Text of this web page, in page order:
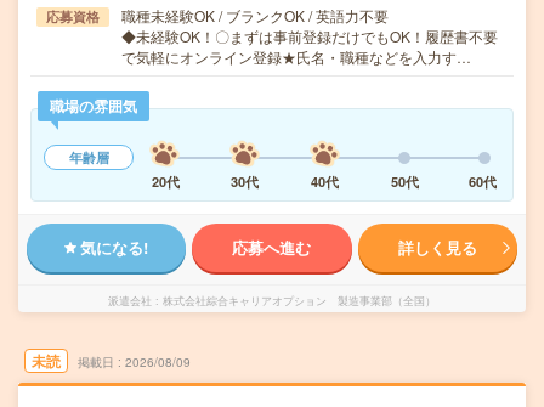
応募資格
職種未経験OK / ブランクOK / 英語力不要
◆未経験OK！〇まずは事前登録だけでもOK！履歴書不要
で気軽にオンライン登録★氏名・職種などを入力す…
職場の雰囲気
年齢層
20代
30代 40代 50代 60代
気になる! 応募へ進む 詳しく見る
派遣会社 株式会社綜合キャリアオプション 製造事業部（全国）
未読 掲載日 2026/08/09